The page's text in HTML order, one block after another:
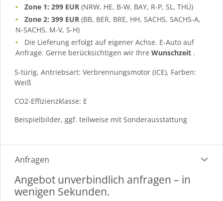
Zone 1: 299 EUR (NRW, HE, B-W, BAY, R-P, SL, THÜ)
Zone 2: 399 EUR (BB, BER, BRE, HH, SACHS, SACHS-A,
N-SACHS, M-V, S-H)
Die Lieferung erfolgt auf eigener Achse. E-Auto auf
Anfrage. Gerne berücksichtigen wir Ihre Wunschzeit .
5-türig, Antriebsart: Verbrennungsmotor (ICE), Farben:
Weiß
CO2-Effizienzklasse: E
Beispielbilder, ggf. teilweise mit Sonderausstattung
Anfragen
Angebot unverbindlich anfragen – in
wenigen Sekunden.